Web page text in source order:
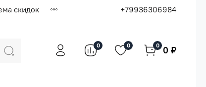
скидок +79936306984
0 0 0 0 ₽